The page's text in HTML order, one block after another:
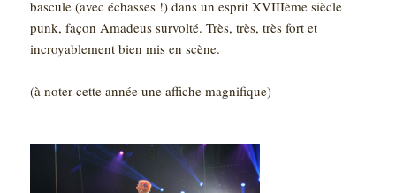
bascule (avec échasses !) dans un esprit XVIIIème siècle
punk, façon Amadeus survolté. Très, très, très fort et
incroyablement bien mis en scène.
(à noter cette année une affiche magnifique)